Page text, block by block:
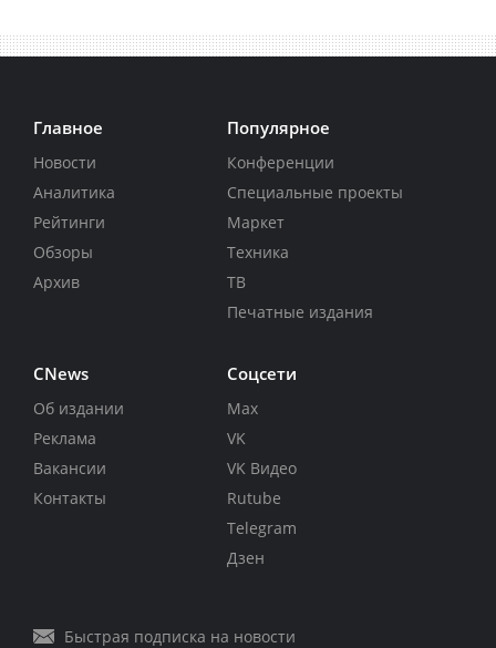
Главное
Новости
Аналитика
Рейтинги
Обзоры
Архив
Популярное
Конференции
Специальные проекты
Маркет
Техника
ТВ
Печатные издания
CNews
Об издании
Реклама
Вакансии
Контакты
Соцсети
Max
VK
VK Видео
Rutube
Telegram
Дзен
Быстрая подписка на новости